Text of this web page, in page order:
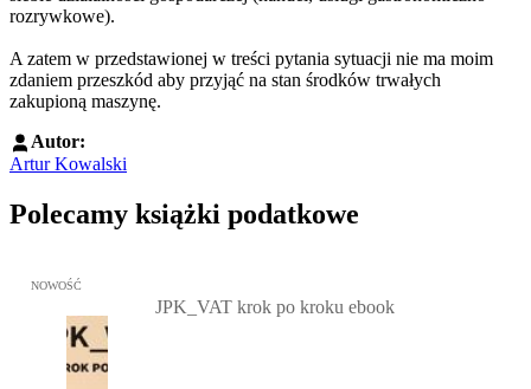
rozrywkowe).
A zatem w przedstawionej w treści pytania sytuacji nie ma moim
zdaniem przeszkód aby przyjąć na stan środków trwałych
zakupioną maszynę.
Autor:
Artur Kowalski
Polecamy książki podatkowe
Przejdź do: JPK_VAT krok po kroku ebook, Patrycja Kubiesa -
NOWOŚĆ
JPK_VAT krok po kroku ebook